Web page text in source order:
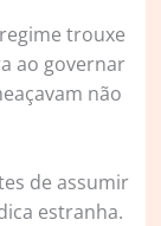
trouxe
ao governar
não
de assumir
estranha.